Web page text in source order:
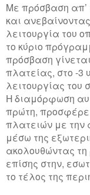
Με πρόσβαση απ’
και
λειτουργία του
το κύριο
πρόσβαση
πλατείας, στο -3
λειτουργίας του
Η διαμόρφωση
πρώτη,
πλατειών με την
μέσω της
ακολουθώντας τη
επίσης στην,
το τέλος της